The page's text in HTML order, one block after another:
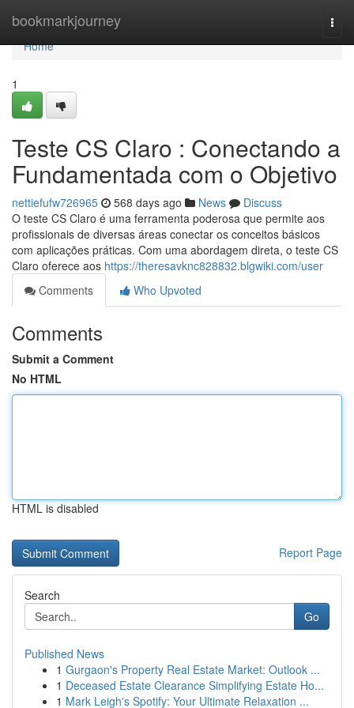
bookmarkjourney
Home
Home
1
Teste CS Claro : Conectando a
Fundamentada com o Objetivo
nettiefufw726965 568 days ago News
Discuss
O teste CS Claro é uma ferramenta poderosa que permite aos
profissionais de diversas áreas conectar os conceitos básicos
com aplicações práticas. Com uma abordagem direta, o teste CS
Claro oferece aos https://theresavknc828832.blgwiki.com/user
Comments
Who Upvoted
Comments
Submit a Comment
No HTML
HTML is disabled
Report Page
Search
Go
Published News
1 Gurgaon's Property Real Estate Market: Outlook ...
1 Deceased Estate Clearance Simplifying Estate Ho...
1 Mark Leigh's Spotify: Your Ultimate Relaxation ...